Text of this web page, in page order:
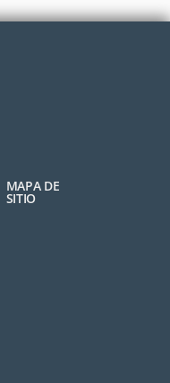
MAPA DE
SITIO